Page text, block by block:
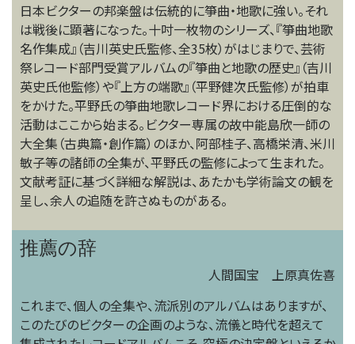
日本ビクターの邦楽盤は伝統的に箏曲・地歌に強い。それ
は戦後に顕著になった。十吋一枚物のシリーズ、『箏曲地歌
名作集成』（吉川英史氏監修、全35枚）がはじまりで、芸術
祭レコード部門受賞アルバムの『箏曲と地歌の歴史』（吉川
英史氏他監修）や『上方の端歌』（平野健次氏監修）が拍車
をかけた。平野氏の箏曲地歌レコード界における圧倒的な
活動はここから始まる。ビクター専属の故中能島欣一師の
大全集（古典篇・創作篇）のほか、阿部桂子、高橋栄清、米川
敏子等の諸師の全集が、平野氏の監修によって生まれた。
文献考証に基づく詳細な解説は、あたかも学術論文の観を
呈し、余人の追随を許さぬものがある。
推薦の辞
人間国宝 上原真佐喜
これまで、個人の全集や、流派別のアルバムはありますが、
このたびのビクターの企画のような、流儀と時代を超えて